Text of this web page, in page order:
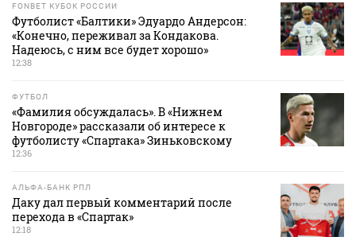
FONBET КУБОК РОССИИ
Футболист «Балтики» Эдуардо Андерсон:
«Конечно, переживал за Кондакова.
Надеюсь, с ним все будет хорошо»
12:38
ФУТБОЛ
«Фамилия обсуждалась». В «Нижнем
Новгороде» рассказали об интересе к
футболисту «Спартака» Зиньковскому
12:36
АЛЬФА-БАНК РПЛ
Даку дал первый комментарий после
перехода в «Спартак»
12:18